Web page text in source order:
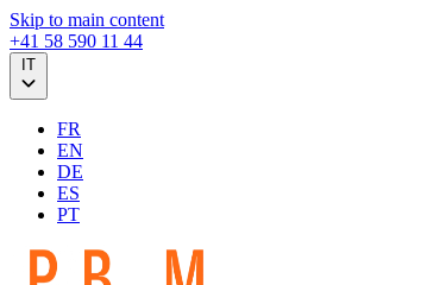
Skip to main content
+41 58 590 11 44
FR
EN
DE
ES
PT